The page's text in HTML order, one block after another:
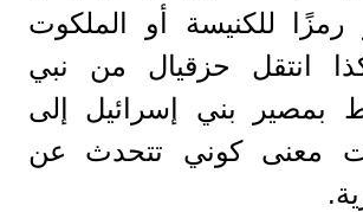
رمزًا للكنيسة أو الملكوت
انتقل حزقيال من نبي
بمصير بني إسرائيل إلى
معنى كوني تتحدث عن